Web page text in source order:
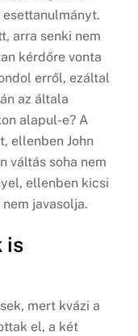
arra senki nem
kérdőre vonta
erről, ezáltal
az általa
alapul-e? A
ellenben John
váltás soha nem
ellenben kicsi
javasolja.
is
mert kvázi a
el, a két